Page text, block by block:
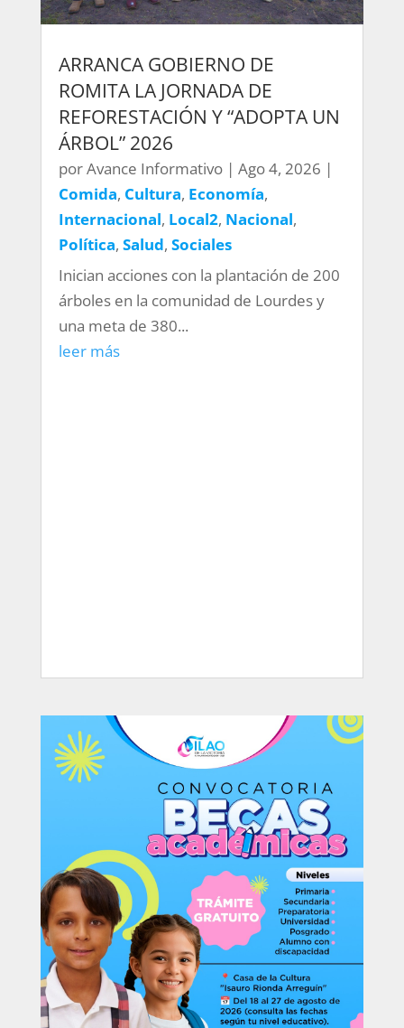
ARRANCA GOBIERNO DE
ROMITA LA JORNADA DE
REFORESTACIÓN Y “ADOPTA UN
ÁRBOL” 2026
porAvance Informativo| Ago 4, 2026 |
Comida, Cultura, Economía,
Internacional, Local2, Nacional,
Política, Salud, Sociales
Inician acciones con la plantación de 200
árboles en la comunidad de Lourdes y
una meta de 380...
leer más